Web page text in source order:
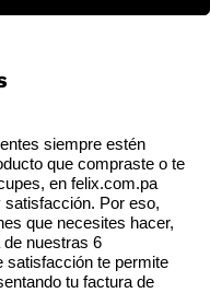
siempre estén
que compraste o te
en felix.com.pa
satisfacción. Por eso,
que necesites hacer,
de nuestras 6
satisfacción te permite
tu factura de